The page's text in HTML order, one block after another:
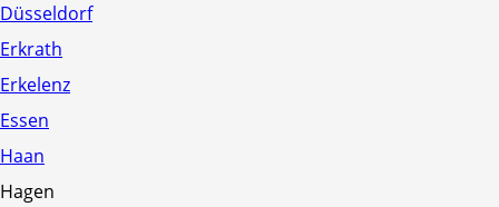
Düsseldorf
Erkrath
Erkelenz
Essen
Haan
Hagen